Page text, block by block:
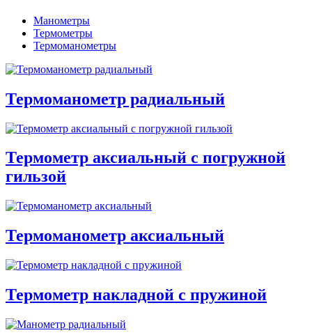
Манометры
Термометры
Термоманометры
Термоманометр радиальный
Термометр аксиальный с погружной
гильзой
Термоманометр аксиальный
Термометр накладной с пружиной